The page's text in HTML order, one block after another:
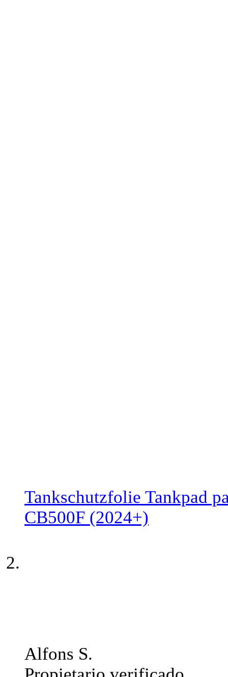
Tankschutzfolie Tankpad
CB500F (2024+)
Alfons S.